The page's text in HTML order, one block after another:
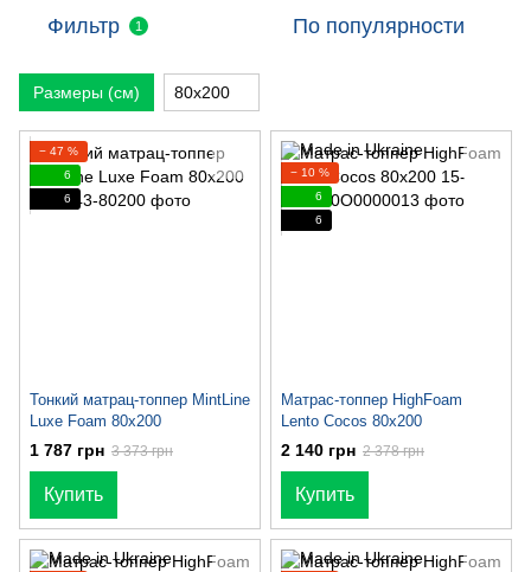
Фильтр 1 По популярности
Размеры (см) 80х200
− 47 %
6
6
Тонкий матрац-топпер MintLine
Luxe Foam 80x200
1 787 грн 3 373 грн
Купить
− 10 %
6
6
Матрас-топпер HighFoam
Lento Cocos 80х200
2 140 грн 2 378 грн
Купить